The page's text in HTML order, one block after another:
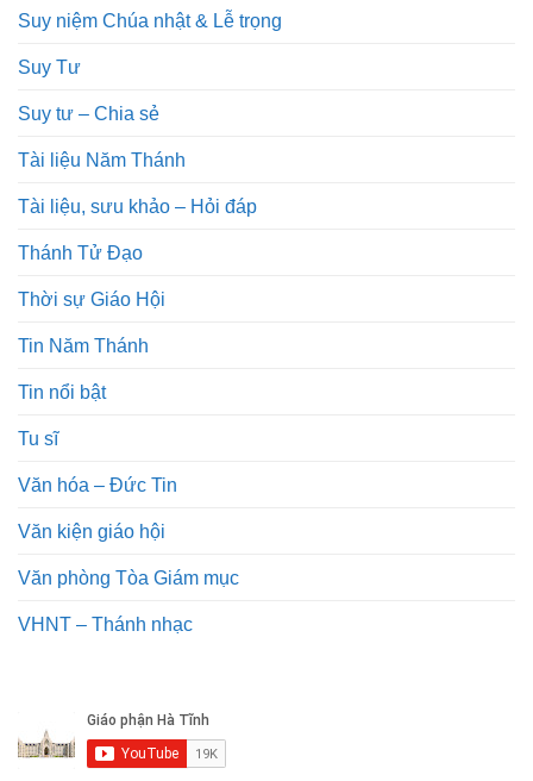
Suy niệm Chúa nhật & Lễ trọng
Suy Tư
Suy tư – Chia sẻ
Tài liệu Năm Thánh
Tài liệu, sưu khảo – Hỏi đáp
Thánh Tử Đạo
Thời sự Giáo Hội
Tin Năm Thánh
Tin nổi bật
Tu sĩ
Văn hóa – Đức Tin
Văn kiện giáo hội
Văn phòng Tòa Giám mục
VHNT – Thánh nhạc